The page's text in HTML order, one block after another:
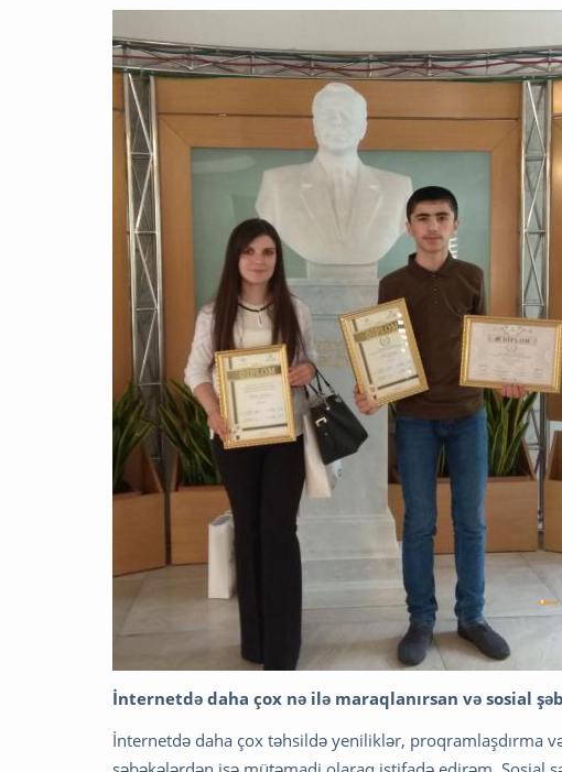
İnternetdə daha çox nə ilə maraqlanırsan və sosial
İnternetdə daha çox təhsildə yeniliklər, proqramlaşdırma